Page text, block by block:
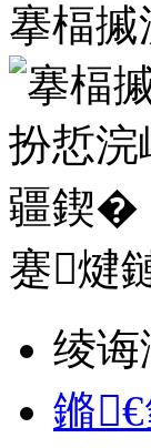
搴楅摵
蹇煡
绫
鏅